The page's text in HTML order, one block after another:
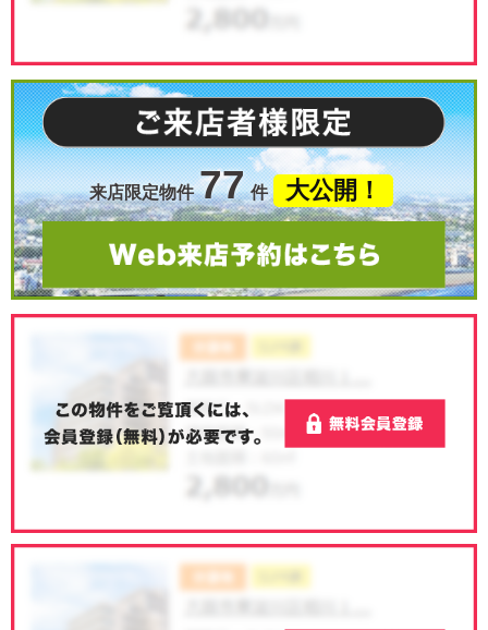
来店限定物件 77 件 大公開！